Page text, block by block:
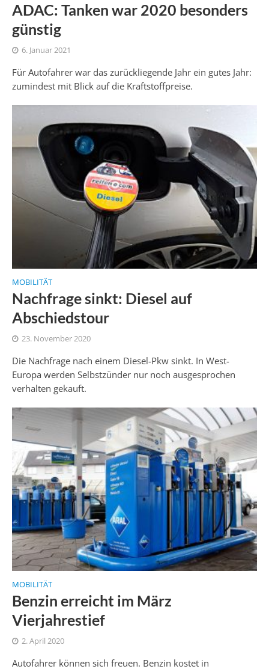
ADAC: Tanken war 2020 besonders
günstig
6. Januar 2021
Für Autofahrer war das zurückliegende Jahr ein gutes Jahr:
zumindest mit Blick auf die Kraftstoffpreise.
MOBILITÄT
Nachfrage sinkt: Diesel auf
Abschiedstour
23. November 2020
Die Nachfrage nach einem Diesel-Pkw sinkt. In West-
Europa werden Selbstzünder nur noch ausgesprochen
verhalten gekauft.
MOBILITÄT
Benzin erreicht im März
Vierjahrestief
2. April 2020
Autofahrer können sich freuen. Benzin kostet in